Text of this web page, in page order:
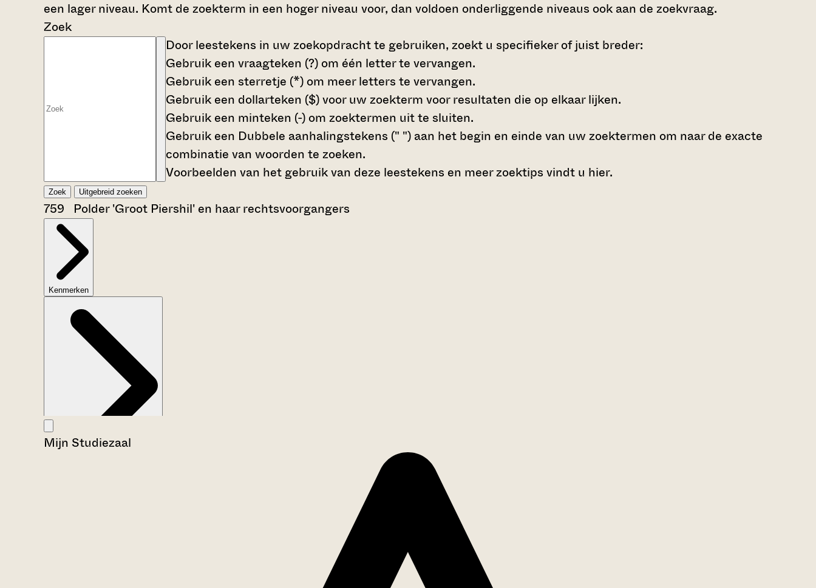
een lager niveau. Komt de zoekterm in een hoger niveau voor, dan voldoen onderliggende niveaus ook aan de zoekvraag.
Zoek
Door leestekens in uw zoekopdracht te gebruiken, zoekt u specifieker of juist breder:
Gebruik een vraagteken (?) om één letter te vervangen.
Gebruik een sterretje (*) om meer letters te vervangen.
Gebruik een dollarteken ($)voor uw zoekterm voor resultaten die op elkaar lijken.
Gebruik een minteken (-) om zoektermen uit te sluiten.
Gebruik een Dubbele aanhalingstekens (" ") aan het begin en einde van uw zoektermen om naar de exacte
combinatie van woorden te zoeken.
Voorbeelden van het gebruik van deze leestekens en meer zoektips vindt u hier.
Zoek Uitgebreid zoeken
759 Polder 'Groot Piershil' en haar rechtsvoorgangers
Kenmerken
Mijn Studiezaal